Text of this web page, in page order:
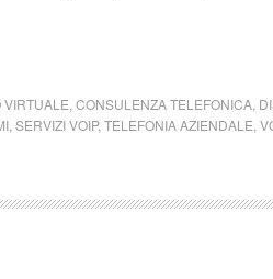
CONSULENZA TELEFONICA
SERVIZI VOIP, TELEFONIA AZIENDALE